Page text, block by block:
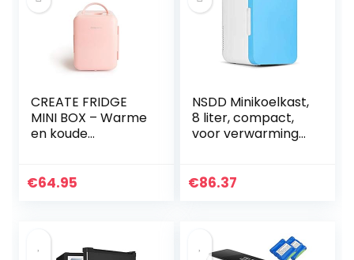
CREATE FRIDGE
MINI BOX – Warme
en koude
€64.95
NSDD Minikoelkast,
8 liter, compact,
voor verwarming
auto’s, huizen,
€86.37